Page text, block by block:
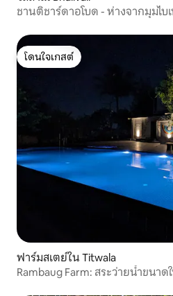
ชานติชาร์ดาอโบด - ห่างจากมุมไบ
โดนใจเกสต์
โดนใจเกสต์
ฟาร์มสเตย์ใน Titwala
Rambaug Farm: สระว่ายน้ำขน